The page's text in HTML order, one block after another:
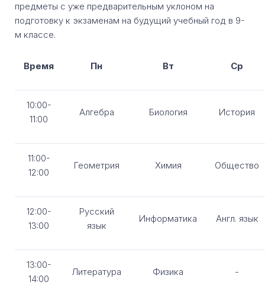
предметы с уже предварительным уклоном на
подготовку к экзаменам на будущий учебный год в 9-
м классе.
Время Пн Вт Ср
10:00-
11:00
Алгебра Биология История
11:00-
12:00
Геометрия Химия Общество
12:00-
13:00
Русский
язык
Информатика Англ. язык
13:00-
14:00
Литература Физика -